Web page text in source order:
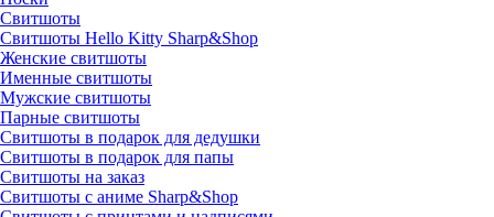
Свитшоты
Cвитшоты Hello Kitty Sharp&Shop
Женские свитшоты
Именные свитшоты
Мужские свитшоты
Парные свитшоты
Свитшоты в подарок для дедушки
Свитшоты в подарок для папы
Свитшоты на заказ
Свитшоты с аниме Sharp&Shop